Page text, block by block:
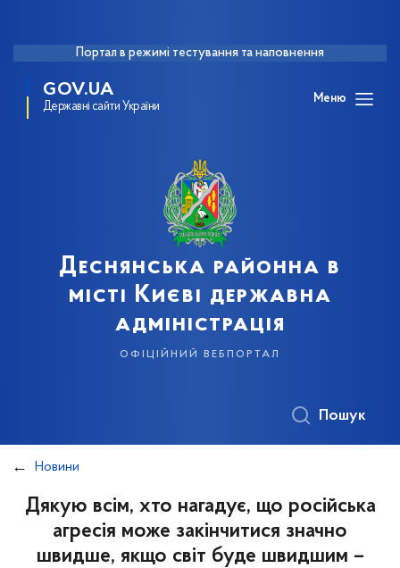
Портал в режимі тестування та наповнення
GOV.UA
Державні сайти України
Меню
Деснянська районна в
місті Києві державна
адміністрація
офіційний вебпортал
Пошук
Новини
Дякую всім, хто нагадує, що російська
агресія може закінчитися значно
швидше, якщо світ буде швидшим –